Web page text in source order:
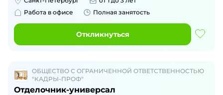
Работа в офисе
Полная занятость
Откликнуться
ОБЩЕСТВО С ОГРАНИЧЕННОЙ ОТВЕТСТВЕННОСТЬЮ
"КАДРЫ-ПРОФ"
Отделочник-универсал